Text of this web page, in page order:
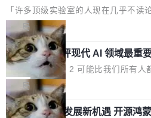
个表单字段，每个字段还有联动逻辑
想...
的严苛使用需求。 澎湃功率，紧凑机
600PG5 AI TOP具备强悍输出功率，
机身尺寸大幅精简。整机长度仅16厘
功率段机身尺寸十分紧凑的1600W电
巧机身有效提升市面主流标准A...
元。数字广告与公共关系相关服务市
25年的8463亿美元扩张至2026年的
元。数字的背后是一个清晰的事实——
业化营销服务的需求从未如此迫切。
的同时,服务商的竞争逻辑正在改变。
Agency年度合辑的观察指出,“产品”这
者最近的载体,在整个品牌营销层面的
高了。全域营销服务商的竞争正在从
了
「许多顶级实验室的人现在几乎不读
且他们认为 ICLR/ICML/NeurIPS 充
度宣传和欺诈。」 OpenAI 研究员
n 这条推文引发了广泛讨论。他不是在
话，他是说出了一个圈内人尽皆知但
破的事实。 Jordan 随后补充了一句软
「我不认为这些会议上大部分论文都
或造假。问题是，作为读者，如果你
局
xAI 前工程师评现代 AI 领域最重
3 开源项目
Flash Attention 2 可能比我们所有人
这句话不是来自某个技术博客，而是
Pham 的一条推文。Hieu Pham 是谁
的早期工程师之一，在 Grok 训练基础
局
共商智能硬件发展新机遇 开源鸿